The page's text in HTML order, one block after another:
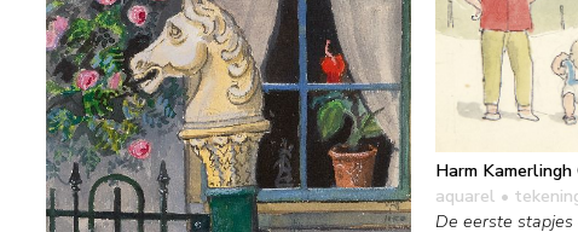
Harm Kamerlingh
aquarel •
De eerste